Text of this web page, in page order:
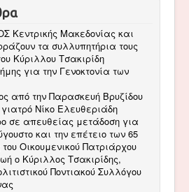
Κεντρικής Μακεδονίας και
τα συλλυπητήρια τους
Κύριλλου Τσακιρίδη
για την Γενοκτονία των
από την Παρασκευή Βρυζίδου
Νίκο Ελευθεριάδη
σε απευθείας μετάδοση για
και την επέτειο των 65
Οικουμενικού Πατριάρχου
ο Κύριλλος Τσακιρίδης,
Ποντιακού Συλλόγου